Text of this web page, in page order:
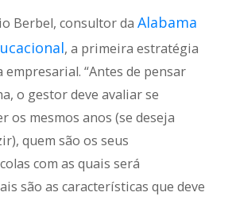
Berbel, consultor da Alabama
, a primeira estratégia
empresarial. “Antes de pensar
o gestor deve avaliar se
os mesmos anos (se deseja
quem são os seus
com as quais será
são as características que deve